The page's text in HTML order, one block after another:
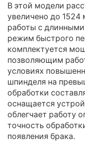
В этой модели
увеличено до 1524
работы с
режим быстрого
комплектуется
позволяющим
условиях
шпинделя на
обработки
оснащается
облегчает работу
точность
появления брака.